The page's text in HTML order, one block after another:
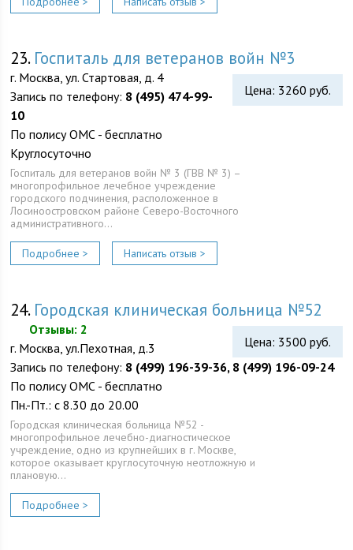
23. Госпиталь для ветеранов войн №3
Цена: 3260 руб.
г. Москва, ул. Стартовая, д. 4
Запись по телефону: 8 (495) 474-99-
10
По полису ОМС - бесплатно
Круглосуточно
Госпиталь для ветеранов войн № 3 (ГВВ № 3) –
многопрофильное лечебное учреждение
городского подчинения, расположенное в
Лосиноостровском районе Северо-Восточного
административного…
Подробнее > Написать отзыв >
24. Городская клиническая больница №52
Цена: 3500 руб.
Отзывы: 2
г. Москва, ул.Пехотная, д.3
Запись по телефону: 8 (499) 196-39-36, 8 (499) 196-09-24
По полису ОМС - бесплатно
Пн.-Пт.: с 8.30 до 20.00
Городская клиническая больница №52 -
многопрофильное лечебно-диагностическое
учреждение, одно из крупнейших в г. Москве,
которое оказывает круглосуточную неотложную и
плановую…
Подробнее >